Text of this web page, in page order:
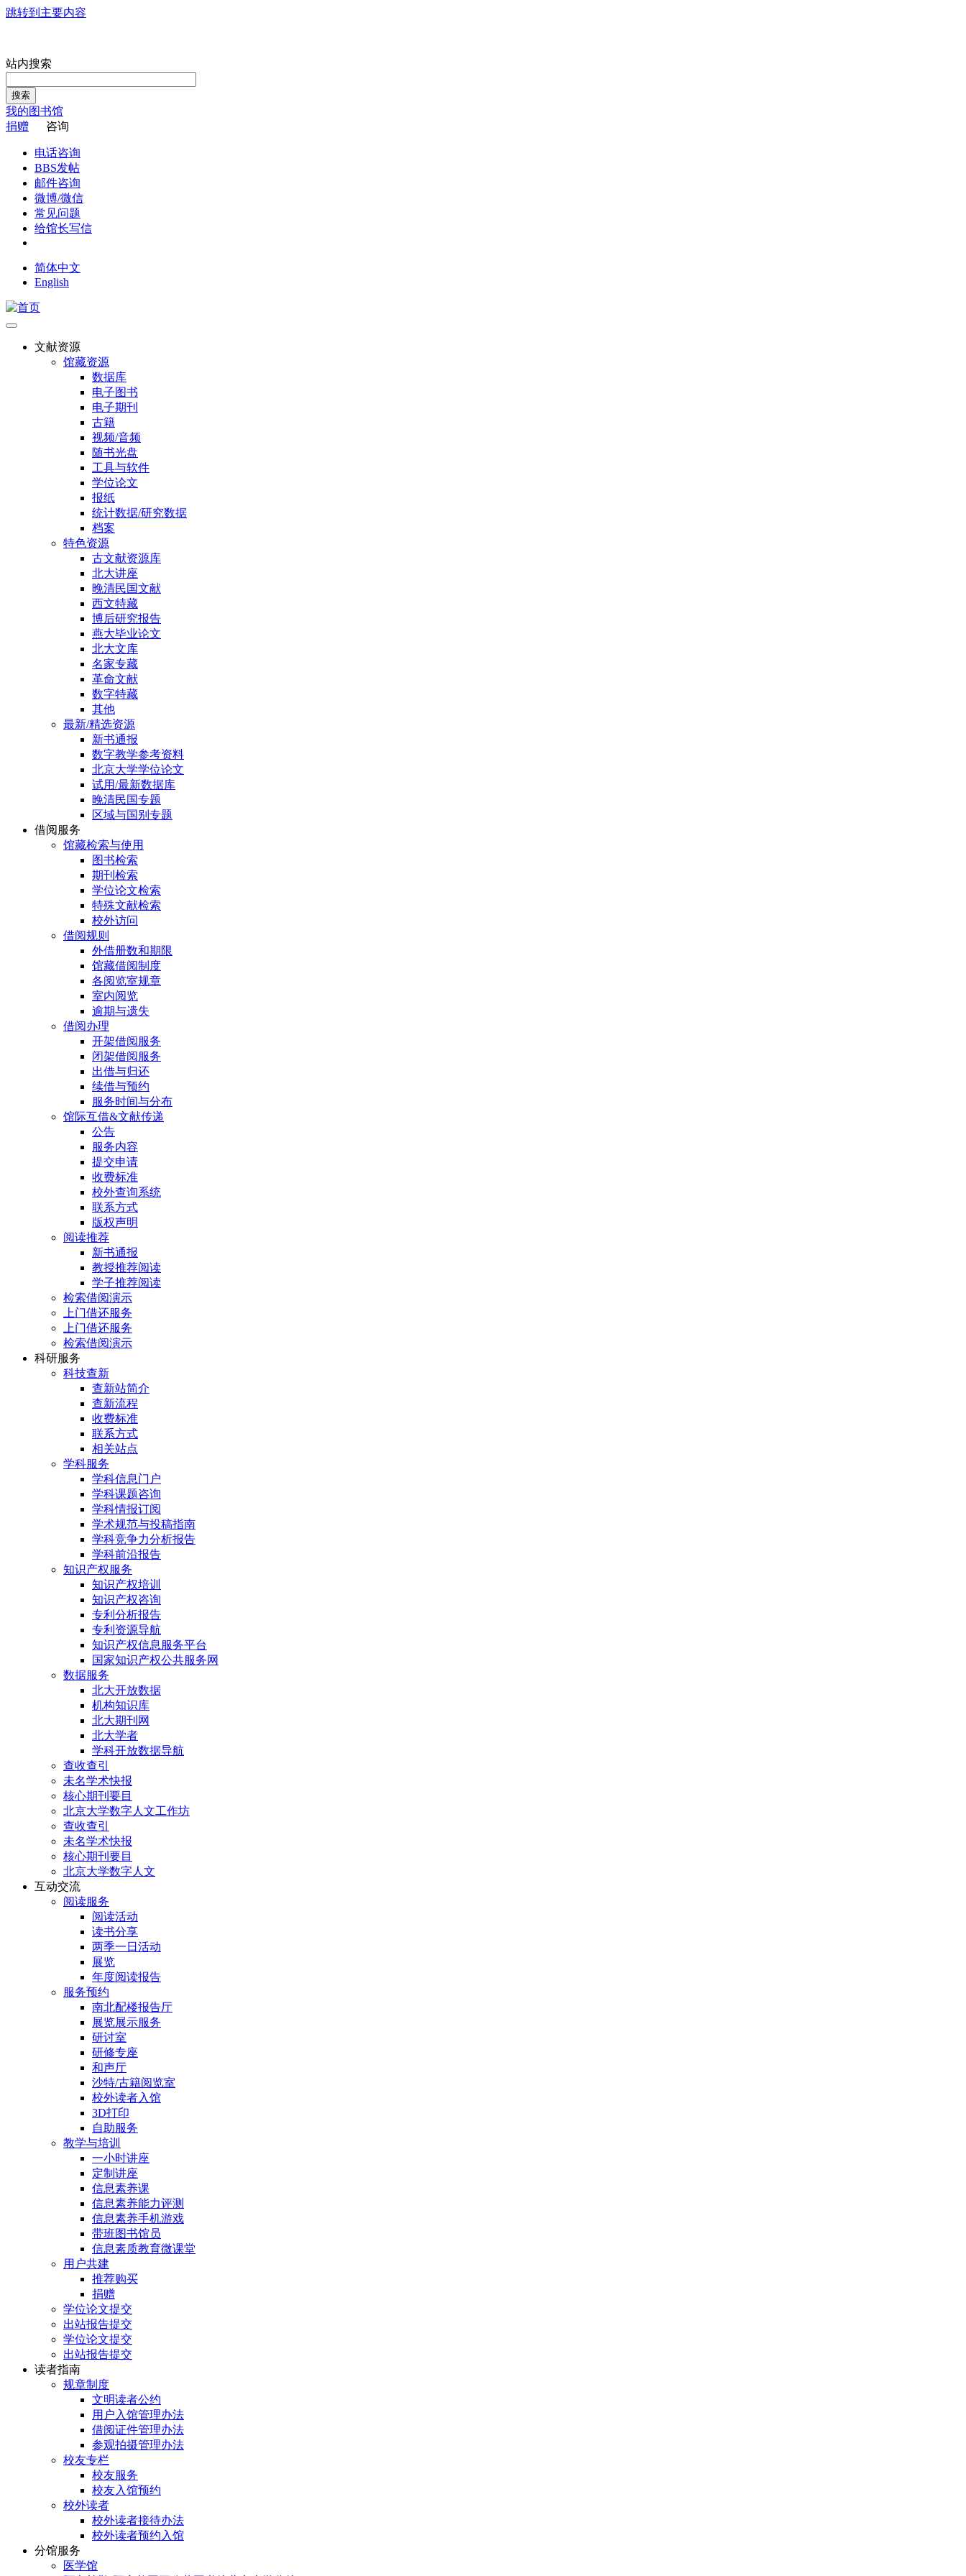
跳转到主要内容
站内搜索
搜索
我的图书馆
捐赠
咨询
电话咨询
BBS发帖
邮件咨询
微博/微信
常见问题
给馆长写信
简体中文
English
文献资源
馆藏资源
数据库
电子图书
电子期刊
古籍
视频/音频
随书光盘
工具与软件
学位论文
报纸
统计数据/研究数据
档案
特色资源
古文献资源库
北大讲座
晚清民国文献
西文特藏
博后研究报告
燕大毕业论文
北大文库
名家专藏
革命文献
数字特藏
其他
最新/精选资源
新书通报
数字教学参考资料
北京大学学位论文
试用/最新数据库
晚清民国专题
区域与国别专题
借阅服务
馆藏检索与使用
图书检索
期刊检索
学位论文检索
特殊文献检索
校外访问
借阅规则
外借册数和期限
馆藏借阅制度
各阅览室规章
室内阅览
逾期与遗失
借阅办理
开架借阅服务
闭架借阅服务
出借与归还
续借与预约
服务时间与分布
馆际互借&文献传递
公告
服务内容
提交申请
收费标准
校外查询系统
联系方式
版权声明
阅读推荐
新书通报
教授推荐阅读
学子推荐阅读
检索借阅演示
上门借还服务
上门借还服务
检索借阅演示
科研服务
科技查新
查新站简介
查新流程
收费标准
联系方式
相关站点
学科服务
学科信息门户
学科课题咨询
学科情报订阅
学术规范与投稿指南
学科竞争力分析报告
学科前沿报告
知识产权服务
知识产权培训
知识产权咨询
专利分析报告
专利资源导航
知识产权信息服务平台
国家知识产权公共服务网
数据服务
北大开放数据
机构知识库
北大期刊网
北大学者
学科开放数据导航
查收查引
未名学术快报
核心期刊要目
北京大学数字人文工作坊
查收查引
未名学术快报
核心期刊要目
北京大学数字人文
互动交流
阅读服务
阅读活动
读书分享
两季一日活动
展览
年度阅读报告
服务预约
南北配楼报告厅
展览展示服务
研讨室
研修专座
和声厅
沙特/古籍阅览室
校外读者入馆
3D打印
自助服务
教学与培训
一小时讲座
定制讲座
信息素养课
信息素养能力评测
信息素养手机游戏
带班图书馆员
信息素质教育微课堂
用户共建
推荐购买
捐赠
学位论文提交
出站报告提交
学位论文提交
出站报告提交
读者指南
规章制度
文明读者公约
用户入馆管理办法
借阅证件管理办法
参观拍摄管理办法
校友专栏
校友服务
校友入馆预约
校外读者
校外读者接待办法
校外读者预约入馆
分馆服务
医学馆